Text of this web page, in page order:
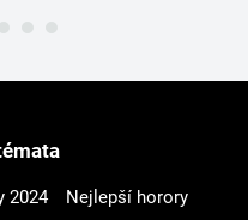
2024
Nejlepší horory